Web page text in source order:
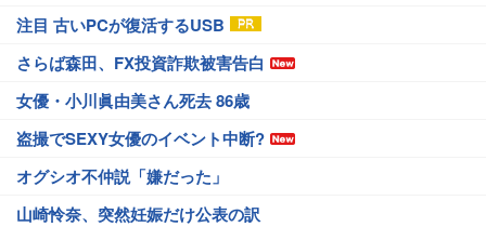
注目 古いPCが復活するUSB
さらば森田、FX投資詐欺被害告白
女優・小川眞由美さん死去 86歳
盗撮でSEXY女優のイベント中断?
オグシオ不仲説「嫌だった」
山崎怜奈、突然妊娠だけ公表の訳